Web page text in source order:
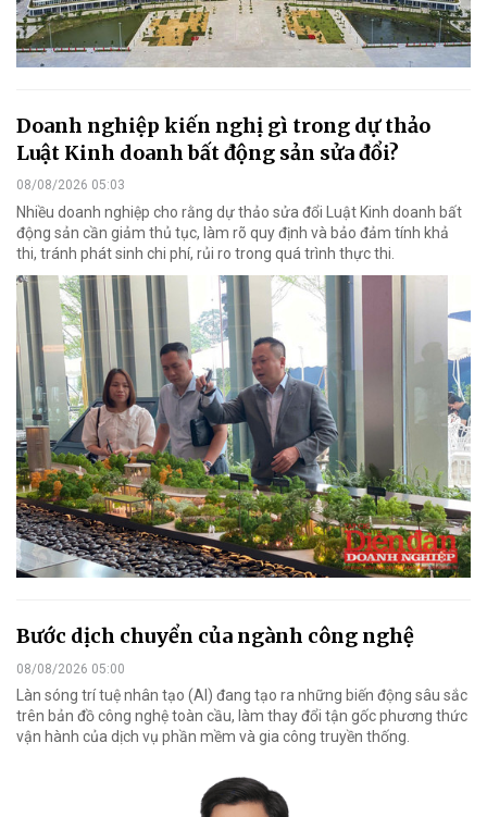
Doanh nghiệp kiến nghị gì trong dự thảo
Luật Kinh doanh bất động sản sửa đổi?
08/08/2026 05:03
Nhiều doanh nghiệp cho rằng dự thảo sửa đổi Luật Kinh doanh bất
động sản cần giảm thủ tục, làm rõ quy định và bảo đảm tính khả
thi, tránh phát sinh chi phí, rủi ro trong quá trình thực thi.
Bước dịch chuyển của ngành công nghệ
08/08/2026 05:00
Làn sóng trí tuệ nhân tạo (AI) đang tạo ra những biến động sâu sắc
trên bản đồ công nghệ toàn cầu, làm thay đổi tận gốc phương thức
vận hành của dịch vụ phần mềm và gia công truyền thống.